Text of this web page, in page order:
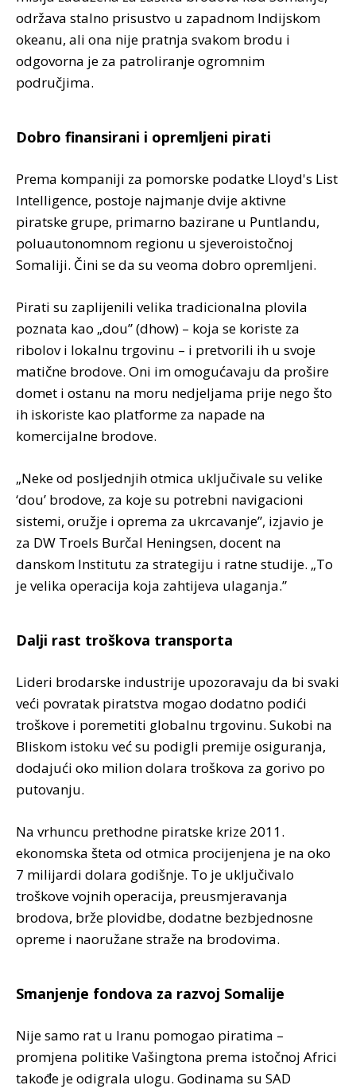
održava stalno prisustvo u zapadnom Indijskom
okeanu, ali ona nije pratnja svakom brodu i
odgovorna je za patroliranje ogromnim
područjima.
Dobro finansirani i opremljeni pirati
Prema kompaniji za pomorske podatke Lloyd's List
Intelligence, postoje najmanje dvije aktivne
piratske grupe, primarno bazirane u Puntlandu,
poluautonomnom regionu u sjeveroistočnoj
Somaliji. Čini se da su veoma dobro opremljeni.
Pirati su zaplijenili velika tradicionalna plovila
poznata kao „dou” (dhow) – koja se koriste za
ribolov i lokalnu trgovinu – i pretvorili ih u svoje
matične brodove. Oni im omogućavaju da prošire
domet i ostanu na moru nedjeljama prije nego što
ih iskoriste kao platforme za napade na
komercijalne brodove.
„Neke od posljednjih otmica uključivale su velike
‘dou’ brodove, za koje su potrebni navigacioni
sistemi, oružje i oprema za ukrcavanje”, izjavio je
za DW Troels Burčal Heningsen, docent na
danskom Institutu za strategiju i ratne studije. „To
je velika operacija koja zahtijeva ulaganja.”
Dalji rast troškova transporta
Lideri brodarske industrije upozoravaju da bi svaki
veći povratak piratstva mogao dodatno podići
troškove i poremetiti globalnu trgovinu. Sukobi na
Bliskom istoku već su podigli premije osiguranja,
dodajući oko milion dolara troškova za gorivo po
putovanju.
Na vrhuncu prethodne piratske krize 2011.
ekonomska šteta od otmica procijenjena je na oko
7 milijardi dolara godišnje. To je uključivalo
troškove vojnih operacija, preusmjeravanja
brodova, brže plovidbe, dodatne bezbjednosne
opreme i naoružane straže na brodovima.
Smanjenje fondova za razvoj Somalije
Nije samo rat u Iranu pomogao piratima –
promjena politike Vašingtona prema istočnoj Africi
takođe je odigrala ulogu. Godinama su SAD